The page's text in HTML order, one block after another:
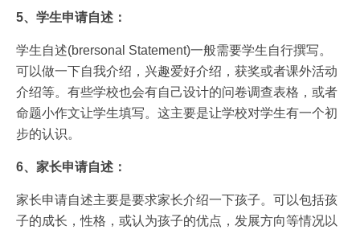
5、学生申请自述：
学生自述(brersonal Statement)一般需要学生自行撰写。
可以做一下自我介绍，兴趣爱好介绍，获奖或者课外活动
介绍等。有些学校也会有自己设计的问卷调查表格，或者
命题小作文让学生填写。这主要是让学校对学生有一个初
步的认识。
6、家长申请自述：
家长申请自述主要是要求家长介绍一下孩子。可以包括孩
子的成长，性格，或认为孩子的优点，发展方向等情况以